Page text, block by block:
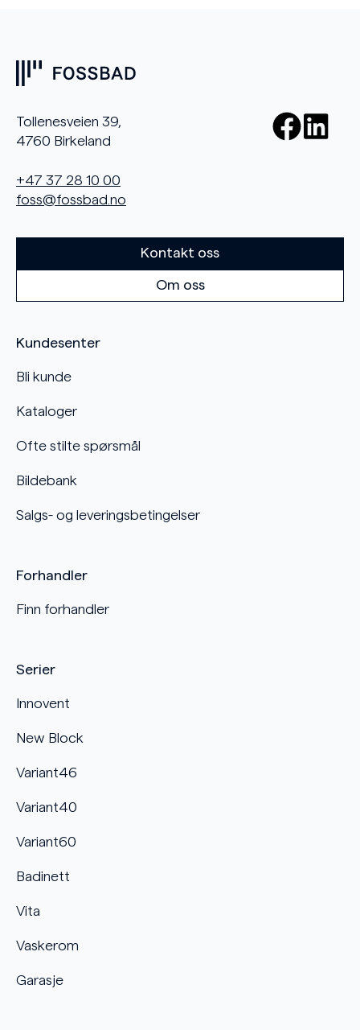
Tollenesveien 39,
4760 Birkeland
+47 37 28 10 00
foss@fossbad.no
Serier
Innovent
New Block
Variant46
Variant40
Variant60
Badinett
Vita
Vaskerom
Garasje
Kundesenter
Bli kunde
Kataloger
Ofte stilte spørsmål
Bildebank
Salgs- og leveringsbetingelser
Forhandler
Finn forhandler
Kontakt oss
Om oss